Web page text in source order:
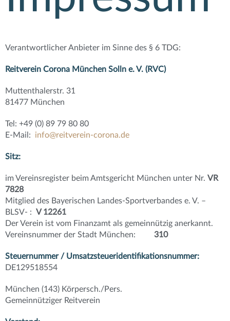
Verantwortlicher Anbieter im Sinne des § 6 TDG:
Reitverein Corona München Solln e.V. (RVC)
Muttenthalerstr. 31
81477 München
Tel: +49 (0) 89 79 80 80
E-Mail:
info@reitverein-corona.de
Sitz:
im Vereinsregister beim Amtsgericht München unter Nr. VR
7828
Mitglied des Bayerischen Landes-Sportverbandes e. V. –
BLSV- : V 12261
Der Verein ist vom Finanzamt als gemeinnützig anerkannt.
Vereinsnummer der Stadt München: 310
Steuernummer / Umsatzsteueridentifikationsnummer:
DE129518554
München (143) Körpersch./Pers.
Gemeinnütziger Reitverein